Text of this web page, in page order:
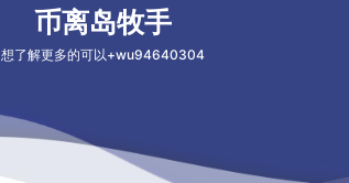
币离岛牧手
想了解更多的可以+wu94640304